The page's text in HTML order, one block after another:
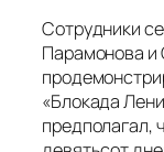
Сотрудники
Парамонова и
«Блокада
предполагал,